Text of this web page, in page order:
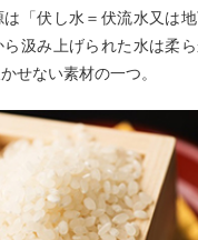
は「伏し水＝伏流水又は
汲み上げられた水は柔ら
せない素材の一つ。